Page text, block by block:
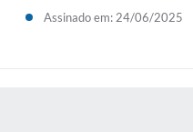
Assinado em: 24/06/2025